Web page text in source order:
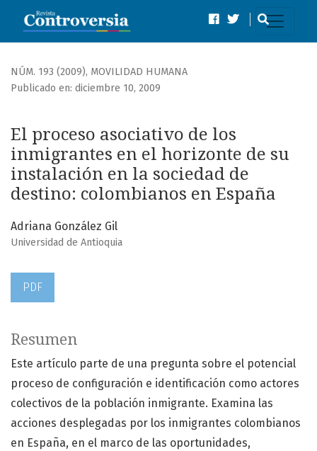
El proceso asociativo de los inmigrantes en el horizonte
NÚM. 193 (2009), MOVILIDAD HUMANA
El proceso asociativo de los
inmigrantes en el horizonte de su
instalación en la sociedad de
destino: colombianos en España
Publicado en: diciembre 10, 2009
Adriana González Gil
Universidad de Antioquia
PDF
Resumen
Este artículo parte de una pregunta sobre el potencial
proceso de configuración e identificación como actores
colectivos de la población inmigrante. Examina las
acciones desplegadas por los inmigrantes colombianos
en España, en el marco de las oportunidades,